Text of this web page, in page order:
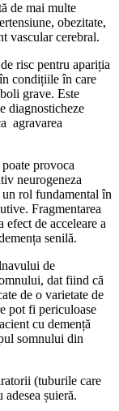
de mai multe
obezitate,
vascular cerebral.
risc pentru apariția
condițiile în care
grave. Este
diagnosticheze
agravarea
provoca
neurogeneza
rol fundamental în
Fragmentarea
efect de acceleare a
senilă.
de
dat fiind că
de o varietate de
pot fi periculoase
cu demență
somnului din
(tuburile care
șuieră.